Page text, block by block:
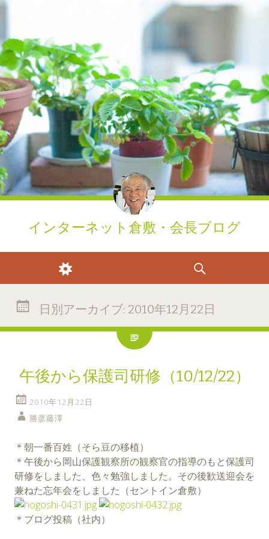
インターネット倉敷・会長ブログ
ウィジェット
日別アーカイブ: 2010年12月22日
午後から保護司研修（10/12/22）
2010年12月22日
勝彦藤澤
＊朝一番百姓（そら豆の移植）
＊午後から岡山保護観察所の観察官の指導のもと保護司
研修をしました、色々勉強しました。その後歓送迎会を
兼ねた忘年会をしました（セントイン倉敷）
＊ブログ投稿（社内）